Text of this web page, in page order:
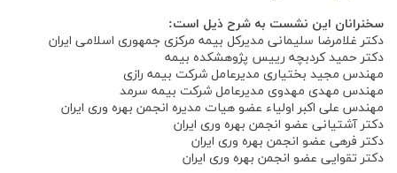
سخنرانان این نشست به شرح ذیل است:
دکتر غلامرضا سلیمانی مدیرکل بیمه مرکزی جمهوری اسلامی ایران
دکتر حمید کردبچه رییس پژوهشکده بیمه
مهندس مجید بختیاری مدیرعامل شرکت بیمه رازی
مهندس مهدی مهدوی مدیرعامل شرکت بیمه سرمد
مهندس علی اکبر اولیاء عضو هیات مدیره انجمن بهره وری ایران
دکتر آشتیانی عضو انجمن بهره وری ایران
دکتر فرهی عضو انجمن بهره وری ایران
دکتر تقوایی عضو انجمن بهره وری ایران